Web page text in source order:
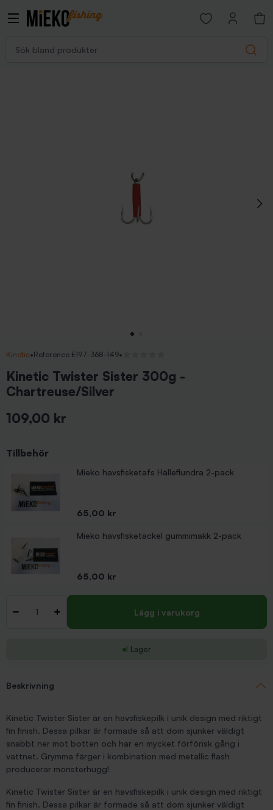
Search
Open favorites
Kinetic•Reference E197-368-149•
Kinetic Twister Sister 300g -
Chartreuse/Silver
109,00 kr
Tillbehör
Mieko havsfisketafs Hälleflundra 2-pack
Pris
65,00 kr
Mieko havsfisketackel gummimakk 2-pack
Pris
65,00 kr
- + Lägg i varukorg
I Lager
Beskrivning
Kinetic Twister Sister är en havsfiskepilk i unik design med riktigt
fin finish. Dessa pilkar är formade så att dom sjunker väldigt
snabbt ner mot botten och har en mycket förförisk gång i
vattnet. Grymma färger i kombination med metallic flash
producerar monsterhugg!
Kinetic Twister Sister är en havsfiskepilk i unik design med riktigt
fin finish. Dessa pilkar är formade så att dom sjunker väldigt